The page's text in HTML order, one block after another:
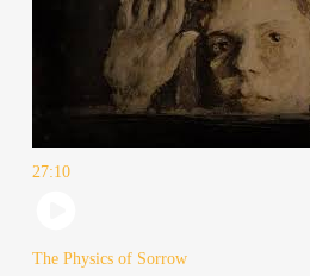
27:10
The Phy­sics of Sor­row